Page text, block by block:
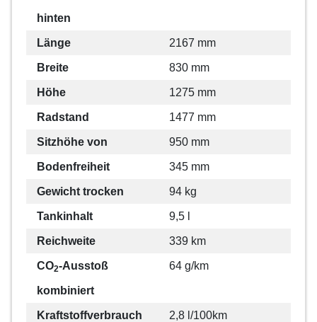
hinten
Länge 2167 mm
Breite 830 mm
Höhe 1275 mm
Radstand 1477 mm
Sitzhöhe von 950 mm
Bodenfreiheit 345 mm
Gewicht trocken 94 kg
Tankinhalt 9,5 l
Reichweite 339 km
CO2-Ausstoß
kombiniert
64 g/km
Kraftstoffverbrauch 2,8 l/100km